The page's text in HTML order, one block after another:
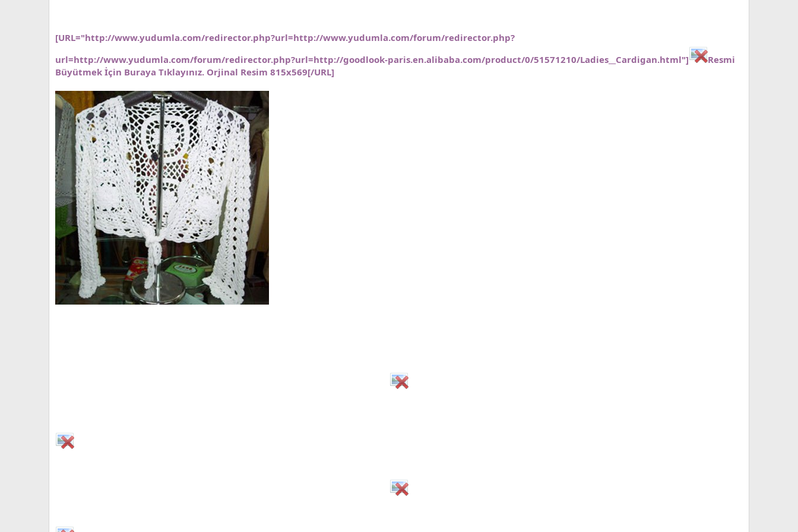
[URL="http://www.yudumla.com/redirector.php?url=http://www.yudumla.com/forum/redirector.php?
url=http://www.yudumla.com/forum/redirector.php?url=http://goodlook-paris.en.alibaba.com/product/0/51571210/Ladies__Cardigan.html"]
Resmi
Büyütmek İçin Buraya Tıklayınız. Orjinal Resim 815x569[/URL]